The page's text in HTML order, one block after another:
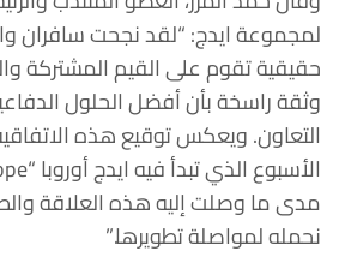
لمجموعة ايدج: “لقد نجحت سافران
حقيقية تقوم على القيم المشتركة
وثقة راسخة بأن أفضل الحلول
التعاون. ويعكس توقيع هذه
مدى ما وصلت إليه هذه العلاقة
نحمله لمواصلة تطويرها.”